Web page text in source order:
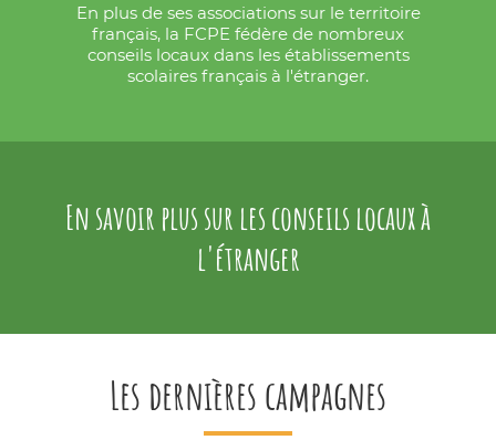
En plus de ses associations sur le territoire
français, la FCPE fédère de nombreux
conseils locaux dans les établissements
scolaires français à l'étranger.
En savoir plus sur les conseils locaux à
l'étranger
Les dernières campagnes